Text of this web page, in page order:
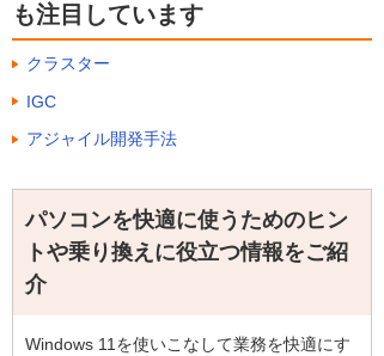
も注目しています
クラスター
IGC
アジャイル開発手法
パソコンを快適に使うためのヒン
トや乗り換えに役立つ情報をご紹
介
Windows 11を使いこなして業務を快適にす